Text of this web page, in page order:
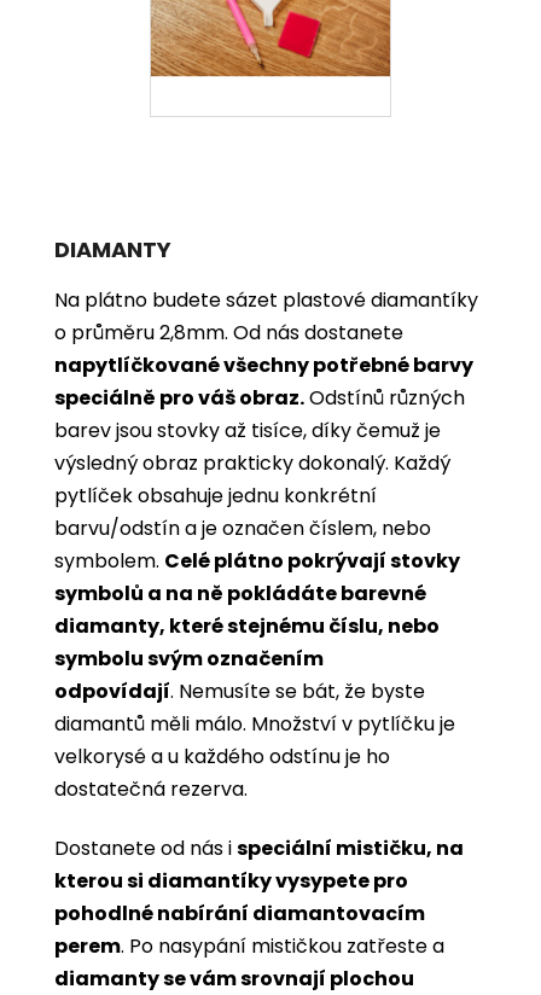
DIAMANTY
Na plátno budete sázet plastové diamantíky
o průměru 2,8mm. Od nás dostanete
napytlíčkované všechny potřebné barvy
speciálně pro váš obraz.Odstínů různých
barev jsou stovky až tisíce, díky čemuž je
výsledný obraz prakticky dokonalý. Každý
pytlíček obsahuje jednu konkrétní
barvu/odstín a je označen číslem, nebo
symbolem. Celé plátno pokrývají stovky
symbolů a na ně pokládáte barevné
diamanty, které stejnému číslu, nebo
symbolu svým označením
odpovídají. Nemusíte se bát, že byste
diamantů měli málo. Množství v pytlíčku je
velkorysé a u každého odstínu je ho
dostatečná rezerva.
Dostanete od nás ispeciální mističku, na
kterou si diamantíky vysypete pro
pohodlné nabírání diamantovacím
perem. Po nasypání mističkou zatřeste a
diamanty se vám srovnají plochou